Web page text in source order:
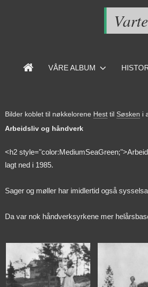
VÅRE ALBUM
Bilder koblet til nøkkelorene Hest til Søsken i
Arbeidsliv og håndverk
<h2
lagt ned i 1985.
Sager og møller har imidlertid også
Da var nok håndverksyrkene mer